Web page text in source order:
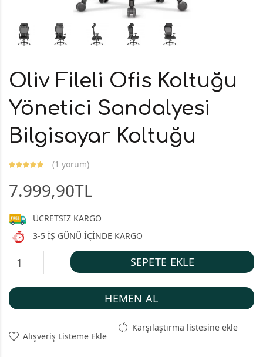
Oliv Fileli Ofis Koltuğu
Yönetici Sandalyesi
Bilgisayar Koltuğu
(1 yorum)
7.999,90TL
ÜCRETSİZ KARGO
3-5 İŞ GÜNÜ İÇİNDE KARGO
SEPETE EKLE
HEMEN AL
Alışveriş Listeme Ekle
Karşılaştırma listesine ekle